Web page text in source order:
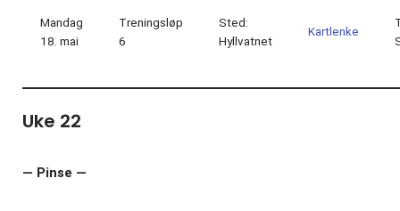
Mandag
18. mai
Treningsløp
6
Sted:
Hyllvatnet
Kartlenke
Uke 22
— Pinse —